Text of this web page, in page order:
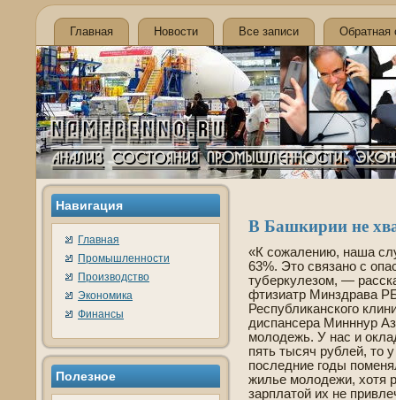
Главная Новости Все записи Обратная
Навигация
Главная
Промышленности
Производство
Экономика
Финансы
Полезнοе
В Башкирии не
«К сожалению, наша
63%. Это связано с
туберкулезом, —
фтизиатр Минздрава
Республиканского
диспансера Минннур
молоде­жь. У нас и
пять тысяч рублей, то
последние годы
жилье молоде­жи, хотя
зарплатой их не